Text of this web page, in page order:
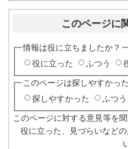
このページに
情報は役に立ちましたか？
役に立った
ふつう
このページは探しやすかっ
探しやすかった
ふつう
このページに対する意見等を聞
役に立った、見づらいなど